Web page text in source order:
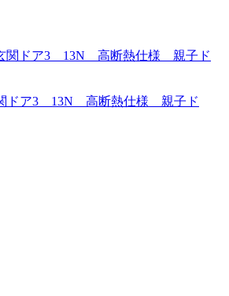
ドア3 13N 高断熱仕様 親子ド